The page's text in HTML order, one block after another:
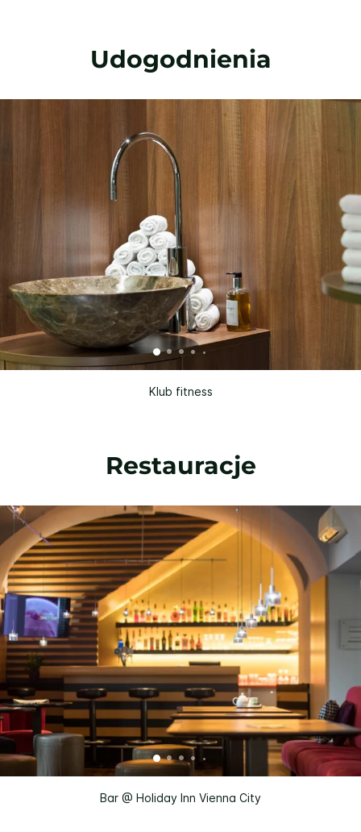
Udogodnienia
Klub fitness
Restauracje
Bar @ Holiday Inn Vienna City